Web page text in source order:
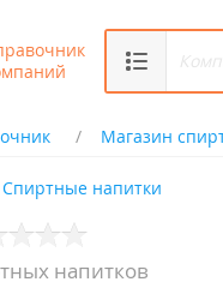
Магазин
Спиртные напитки
напитков